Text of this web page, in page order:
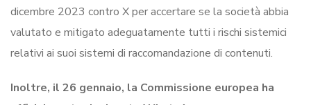
dicembre 2023 contro X per accertare se la società abbia
valutato e mitigato adeguatamente tutti i rischi sistemici
relativi ai suoi sistemi di raccomandazione di contenuti.
Inoltre, il 26 gennaio, la Commissione europea ha